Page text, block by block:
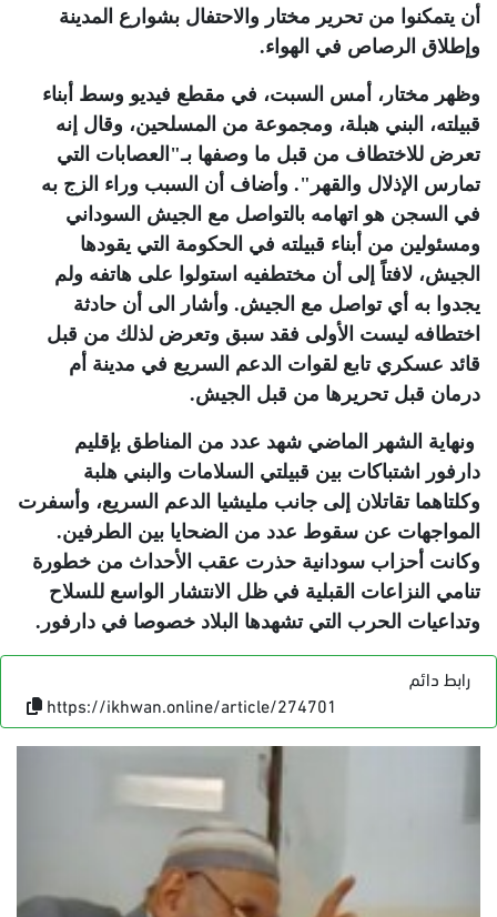
أن يتمكنوا من تحرير مختار والاحتفال بشوارع المدينة
وإطلاق الرصاص في الهواء.
وظهر مختار، أمس السبت، في مقطع فيديو وسط أبناء
قبيلته، البني هبلة، ومجموعة من المسلحين، وقال إنه
تعرض للاختطاف من قبل ما وصفها بـ"العصابات التي
تمارس الإذلال والقهر". وأضاف أن السبب وراء الزج به
في السجن هو اتهامه بالتواصل مع الجيش السوداني
ومسئولين من أبناء قبيلته في الحكومة التي يقودها
الجيش، لافتاً إلى أن مختطفيه استولوا على هاتفه ولم
يجدوا به أي تواصل مع الجيش. وأشار الى أن حادثة
اختطافه ليست الأولى فقد سبق وتعرض لذلك من قبل
قائد عسكري تابع لقوات الدعم السريع في مدينة أم
درمان قبل تحريرها من قبل الجيش.
ونهاية الشهر الماضي شهد عدد من المناطق بإقليم
دارفور اشتباكات بين قبيلتي السلامات والبني هلبة
وكلتاهما تقاتلان إلى جانب مليشيا الدعم السريع، وأسفرت
المواجهات عن سقوط عدد من الضحايا بين الطرفين.
وكانت أحزاب سودانية حذرت عقب الأحداث من خطورة
تنامي النزاعات القبلية في ظل الانتشار الواسع للسلاح
وتداعيات الحرب التي تشهدها البلاد خصوصا في دارفور .
رابط دائم
https://ikhwan.online/article/274701